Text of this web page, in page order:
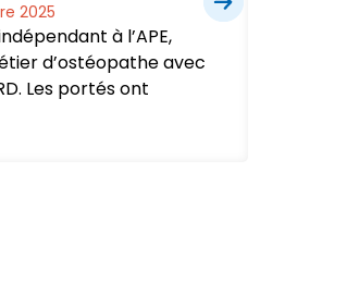
2025
à l’APE,
d’ostéopathe avec
Les portés ont